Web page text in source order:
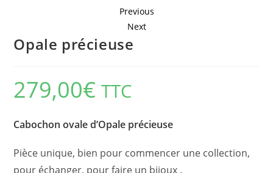
Previous
Next
Opale précieuse
279,00€ TTC
Cabochon ovale d’Opale précieuse
Pièce unique, bien pour commencer une collection,
pour échanger, pour faire un bijoux .